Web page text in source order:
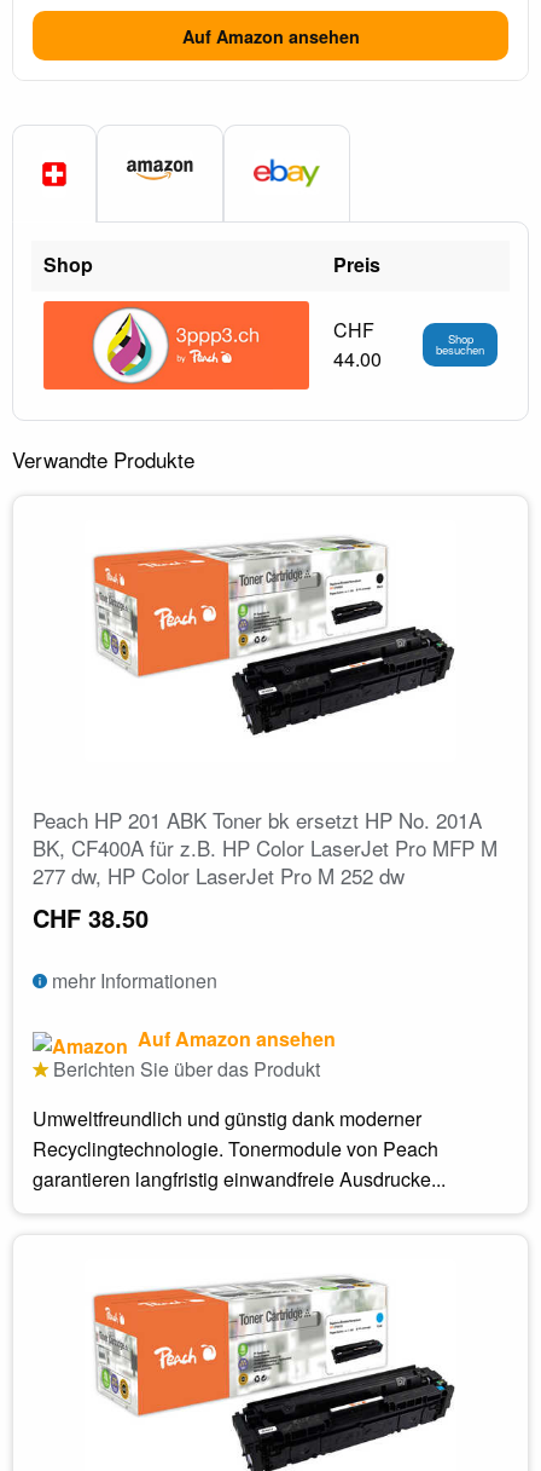
Auf Amazon ansehen
Shop Preis
CHF
44.00
Shop
besuchen
Verwandte Produkte
Peach HP 201 ABK Toner bk ersetzt HP No. 201A
BK, CF400A für z.B. HP Color LaserJet Pro MFP M
277 dw, HP Color LaserJet Pro M 252 dw
CHF 38.50
mehr Informationen
Auf Amazon ansehen
Berichten Sie über das Produkt
Umweltfreundlich und günstig dank moderner
Recyclingtechnologie. Tonermodule von Peach
garantieren langfristig einwandfreie Ausdrucke...